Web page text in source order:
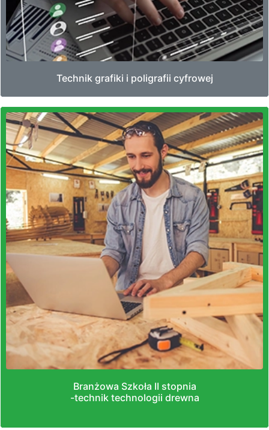
Technik grafiki i poligrafii cyfrowej
Branżowa Szkoła II stopnia
-technik technologii drewna